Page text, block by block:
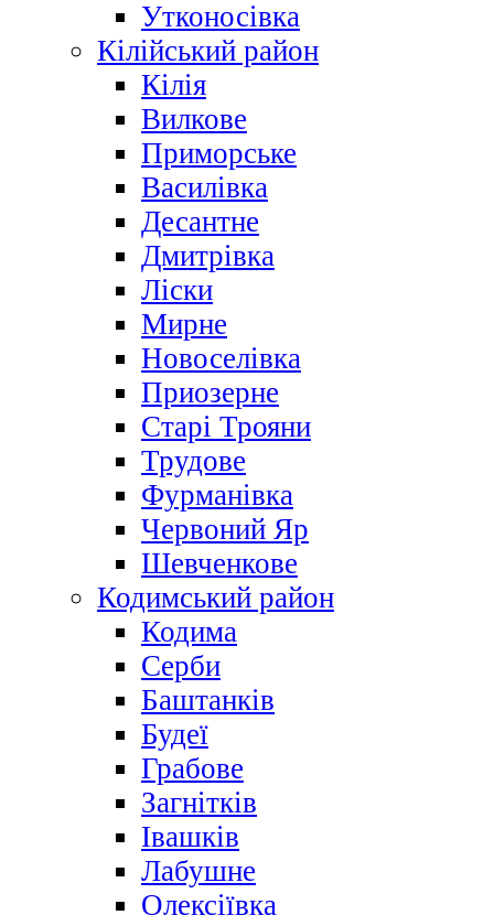
Утконосівка
Кілійський район
Кілія
Вилкове
Приморське
Василівка
Десантне
Дмитрівка
Ліски
Мирне
Новоселівка
Приозерне
Старі Трояни
Трудове
Фурманівка
Червоний Яр
Шевченкове
Кодимський район
Кодима
Серби
Баштанків
Будеї
Грабове
Загнітків
Івашків
Лабушне
Олексіївка